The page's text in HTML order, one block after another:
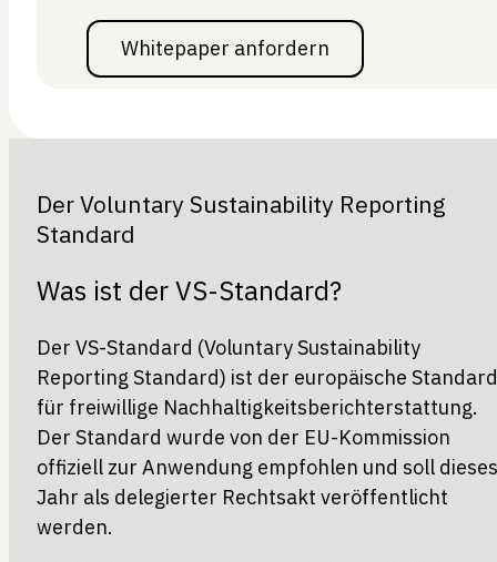
Der Voluntary Sustainability Reporting
Standard
Was ist der VS-Standard?
Der VS-Standard (Voluntary Sustainability
Reporting Standard) ist der europäische Standard
für freiwillige Nachhaltigkeitsberichterstattung.
Der Standard wurde von der EU-Kommission
offiziell zur Anwendung empfohlen und soll dieses
Jahr als delegierter Rechtsakt veröffentlicht
werden.